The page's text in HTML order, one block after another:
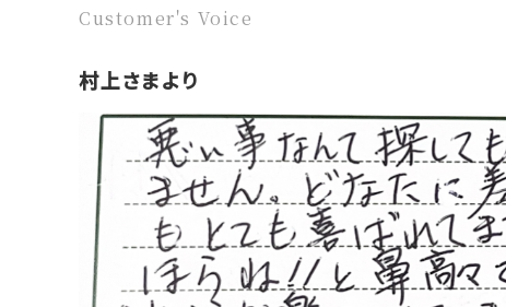
Customer's Voice
村上さまより